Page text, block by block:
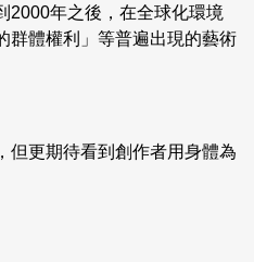
2000年之後，在全球化環境
群體權利」等普遍出現的藝術
但更期待看到創作者用身體為